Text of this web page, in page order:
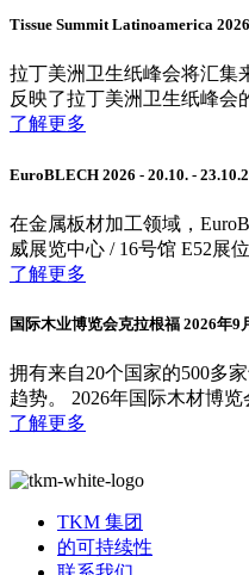
Tissue Summit Latinoamerica
拉丁美洲卫生纸峰会将汇集
反映了拉丁美洲卫生纸峰会
了解更多
EuroBLECH 2026 - 20.10. -
在金属板材加工领域，
威展览中心 / 16号馆 E52展
了解更多
国际木业博览会克拉根福 2026年9
拥有来自20个国家的500多
趋势。 2026年国际木材博
了解更多
TKM 集团
的可持续性